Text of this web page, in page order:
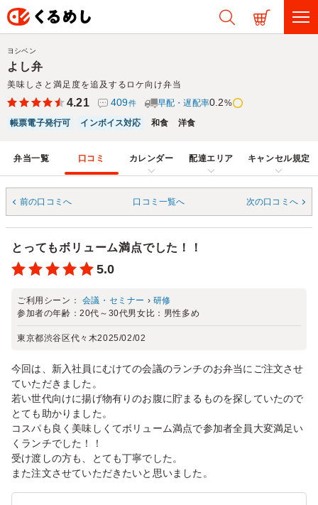
よし弁
美味しさと満足度を追及するロケ向け弁当
ヨシベン
4.21 409件 早配・遅配率0.2%
帳票電子発行可
インボイス対応 和食 洋食
弁当一覧 口コミ カレンダー 配達エリア キャンセル規定
前の口コミへ 口コミ一覧へ 次の口コミへ
とってもボリューム満点でした！！
5.0
ご利用シーン： 会議・セミナー › 研修
参加者の年齢：20代～30代男女比： 男性多め
東京都渋谷区代々木2025/02/02
今回は、新入社員にむけての会議のランチのお弁当にご注文させ
ていただきました。
若い世代向けに揚げ物有りのお腹に貯まるものを探していたので
とても助かりました。
コスパも良く美味しくてボリューム満点で参加者全員大変満足い
くランチでした！！
受け渡しの方も、とても丁寧でした。
また注文させていただきたいと思いました。